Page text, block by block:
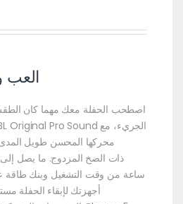
العب
اصطحب الحفلة معك مهما كان
محركها المحسن طويل
ساعة من وقت التشغيل وبنك
أجهزتك لإبقاء الحفلة